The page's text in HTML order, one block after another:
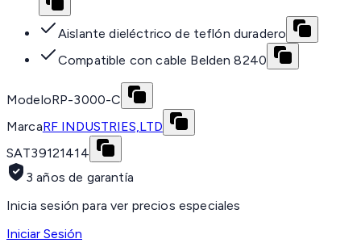
Aislante dieléctrico de teflón duradero
Compatible con cable Belden 8240
ModeloRP-3000-C
MarcaRF INDUSTRIES,LTD
SAT39121414
3 años de garantía
Inicia sesión para ver precios especiales
Iniciar Sesión